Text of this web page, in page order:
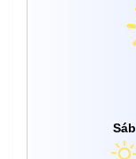
Sáb